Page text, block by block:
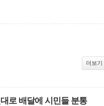
더보기
로 배달에 시민들 분통